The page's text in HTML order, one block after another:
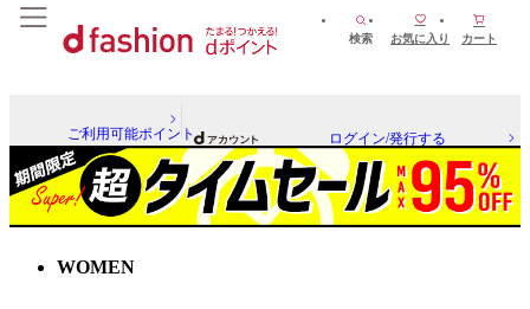
検索 お気に入り カート
ご利用可能ポイント ログイン/発行する
WOMEN